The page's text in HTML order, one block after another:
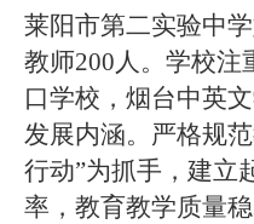
莱阳市第二实验中
教师200人。学校注
口学校，烟台中英
发展内涵。严格规
行动”为抓手，建立
率，教育教学质量